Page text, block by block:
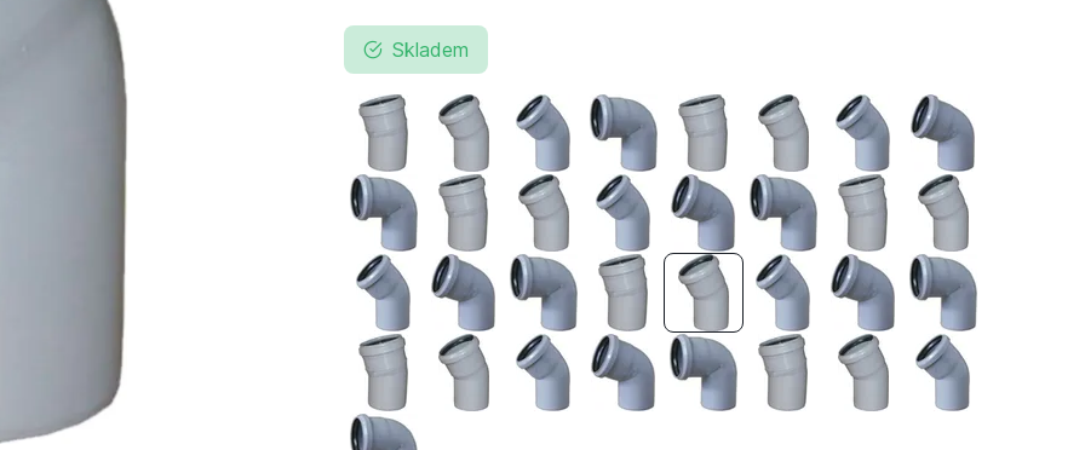
Skladem
HT koleno 32/15HT koleno 32/30HT koleno 32/45HT koleno 32/87HT koleno 40/15HT koleno 40/30HT koleno 40/45HT koleno 40/67
HT koleno 40/87HT koleno 50/15HT koleno 50/30HT koleno 50/45HT koleno 50/67HT koleno 50/87HT koleno 75/15HT koleno 75/30
HT koleno 75/45HT koleno 75/67HT koleno 75/87HT koleno 110/15HT koleno 110/30HT koleno 110/45HT koleno 110/67HT koleno 110/87
HT koleno 125/15HT koleno 125/30HT koleno 125/45HT koleno 125/67HT koleno 125/87HT koleno 160/15HT koleno 160/30HT koleno 160/